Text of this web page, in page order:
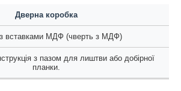
Дверна коробка
вставками МДФ (чверть з МДФ)
з пазом для лиштви або добірної
планки.